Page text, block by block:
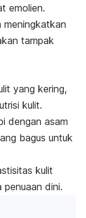
emolien.
meningkatkan
tampak
yang kering,
kulit.
dengan asam
bagus untuk
kulit
dini.